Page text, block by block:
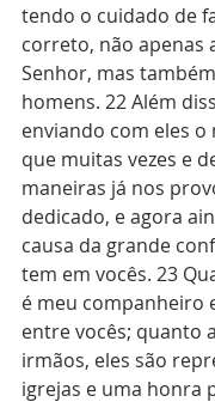
tendo o cuidado de
correto, não apenas
Senhor, mas
homens. 22 Além
enviando com eles o
que muitas vezes e
maneiras já nos
dedicado, e agora
causa da grande
tem em vocês. 23
é meu companheiro
entre vocês; quanto
irmãos, eles são
igrejas e uma honra